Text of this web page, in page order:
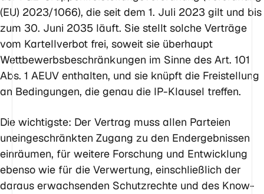
(EU) 2023/1066), die seit dem 1. Juli 2023 gilt und bis
zum 30. Juni 2035 läuft. Sie stellt solche Verträge
vom Kartellverbot frei, soweit sie überhaupt
Wettbewerbsbeschränkungen im Sinne des Art. 101
Abs. 1 AEUV enthalten, und sie knüpft die Freistellung
an Bedingungen, die genau die IP-Klausel treffen.
Die wichtigste: Der Vertrag muss allen Parteien
uneingeschränkten Zugang zu den Endergebnissen
einräumen, für weitere Forschung und Entwicklung
ebenso wie für die Verwertung, einschließlich der
daraus erwachsenden Schutzrechte und des Know-